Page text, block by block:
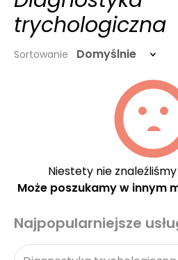
trychologiczna
Sortowanie Domyślnie
Niestety nie
Może poszukamy w innym
Najpopularniejsze